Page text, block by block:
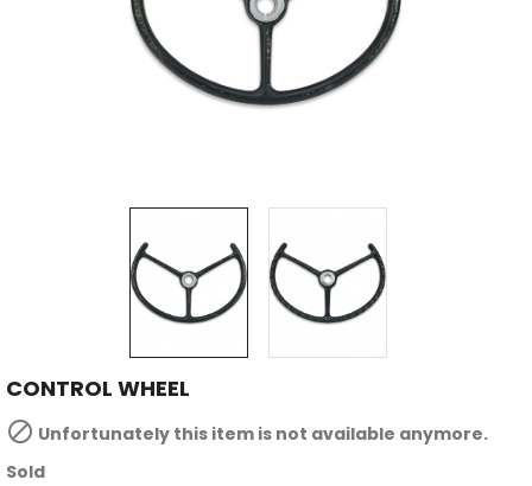
CONTROL WHEEL
 Unfortunately this item is not available anymore.
Sold